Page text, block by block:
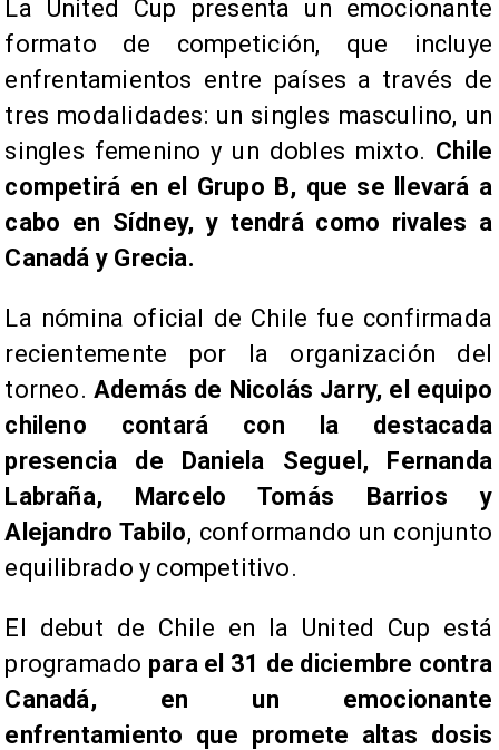
La United Cup presenta un emocionante
formato de competición, que incluye
enfrentamientos entre países a través de
tres modalidades: un singles masculino, un
singles femenino y un dobles mixto. Chile
competirá en el Grupo B, que se llevará a
cabo en Sídney, y tendrá como rivales a
Canadá y Grecia.
La nómina oficial de Chile fue confirmada
recientemente por la organización del
torneo. Además de Nicolás Jarry, el equipo
chileno contará con la destacada
presencia de Daniela Seguel, Fernanda
Labraña, Marcelo Tomás Barrios y
Alejandro Tabilo, conformando un conjunto
equilibrado y competitivo.
El debut de Chile en la United Cup está
programado para el 31 de diciembre contra
Canadá, en un emocionante
enfrentamiento que promete altas dosis